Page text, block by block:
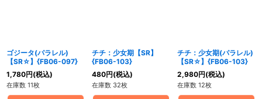
ゴジータ(パラレル)
【SR☆】{FB06-097}
1,780円(税込)
在庫数 11枚
チチ：少女期【SR】
{FB06-103}
480円(税込)
在庫数 32枚
チチ：少女期(パラレル)
【SR☆】{FB06-103}
2,980円(税込)
在庫数 12枚